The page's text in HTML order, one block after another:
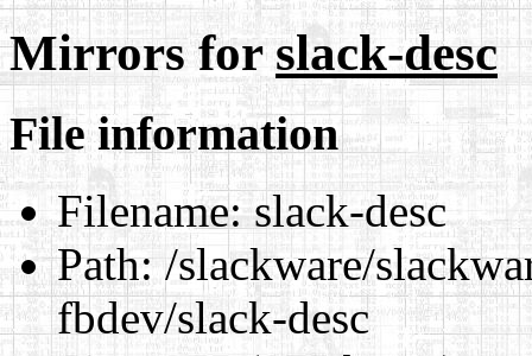
Mirrors forslack-desc
File information
Filename:slack-desc
Path:/slackware/
fbdev/slack-desc